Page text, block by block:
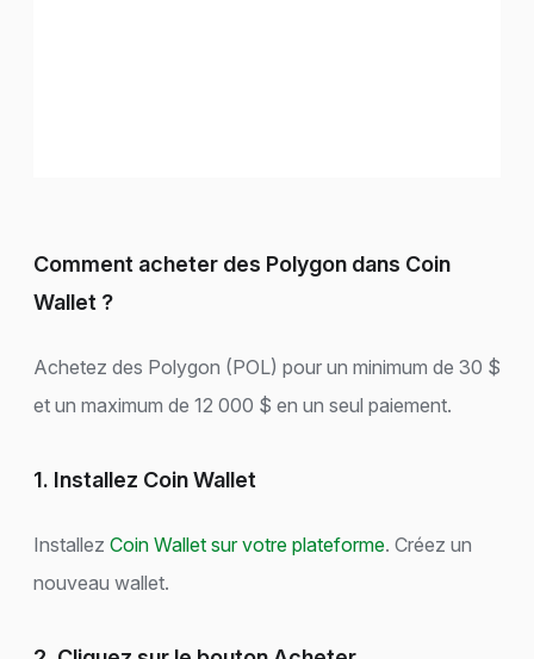
Comment acheter des Polygon dans Coin
Wallet ?
Achetez des Polygon (POL) pour un minimum de 30 $
et un maximum de 12 000 $ en un seul paiement.
1. Installez Coin Wallet
Installez Coin Wallet sur votre plateforme. Créez un
nouveau wallet.